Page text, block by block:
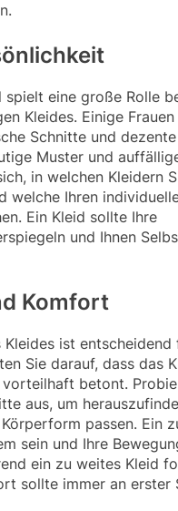
spielt eine große Rolle
Kleides. Einige Frauen
Schnitte und dezente
Muster und
in welchen Kleidern
welche Ihren
Ein Kleid sollte Ihre
und Ihnen
Komfort
Kleides ist entscheidend
Sie darauf, dass das
betont.
aus, um
passen. Ein
sein und Ihre
ein zu weites Kleid
sollte immer an erster